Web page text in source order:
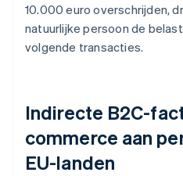
10.000 euro overschrijden,
natuurlijke persoon de
volgende transacties.
Indirecte B2C-
commerce aan
EU-landen